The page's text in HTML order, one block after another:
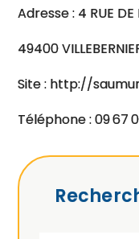
Adresse : 4 RUE DE
49400
Site : http://
Téléphone : 09 67